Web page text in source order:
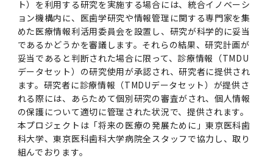
動物実験等に関する情報
企業等からの資金提供状況の公表
女性活躍推進法による一般事業主行動計画
次世代育成支援対策推進法による一般事業主行
動計画
次世代認定マーク「くるみん」を取得しました
（基準適合一般事業主認定）
（旧TMDU卓越大学院生制度）対象学生（秋入
学対象）の募集について
Call for Applications to TMDU-SPRING
Program (formerly the TMDU WISE
Program) for the 2024 Academic Year
令和6年度（2024年度）東京医科歯科大学
「TMDU-SPRING」対象学生の募集について
（※春入学対象）について
歯学部在学生
大学院在学生
附属学校在学生
学生相談支援室
障害を理由とする差別の解消の推進に関する対
応要領
バリアフリーマップ
困りごと対策貸出グッズ
令和６年度（２０２４年度）東京医科歯科大学
「研究者早期育成コース」採用決定通知書授与
式を行いました。
令和５年度（２０２３年度）東京医科歯科大学
「研究者早期育成コース及び研究者養成コー
ス」採用決定通知書授与式を行いました。
令和４年度（２０２２年度）東京医科歯科大学
就職支援ガイド
外国人留学生の就職情報について
就職活動体験談について
OB・OG情報について
内定取り消しについて
2023年（49.5MB）
2022年（38.1 MB）
2021年（PDF：71.9 MB）
2020年 （PDF：67.8MB）
2019年 （PDF：71.7MB）
セミナー・特別講義トップ
2026年度
2025年度
2023年度
2024年度
設置計画履行状況報告書
2023年（PDF：4.5MB）
2022年（PDF：53.8 MB）
2021年（PDF：4.5 MB）
2020年 （PDF：4.6MB）
大学統合時の教育・学生生活について（受験生
向け）
Regarding education and student life after
the integration（For prospective
students）
大学統合時の教育・学生生活について（在学生
向け）
Regarding education and student life after
統合イノベーション機構
統合イノベーション機構トップ
医療ビッグデータによるトータル・ヘルスケア
イノベーション創出の基盤構築プロジェクト
オープンイノベーションセンター
若手研究者支援センター（統合研究機構）
研究基盤クラスター（統合研究機構）
研究基盤クラスター（統合研究機構）トップ
リサーチコアセンター
先端医歯工学創成クラスター（統合研究機構）
先端医歯工学創成クラスター（統合研究機構）
統合研究機構から他部局へ異動したセンター
統合国際機構
統合情報機構（図書館部門・ITセキュリティ部
門）
統合情報機構（図書館部門・ITセキュリティ部
門）トップ
ITヘルプデスク（学内専用サイト）
学生支援・保健管理機構
学生支援・保健管理機構トップ
環境安全管理室
研究大学強化促進事業に関する情報・評価
ト）を利用する研究を実施する場合には、統合イノベーシ
ョン機構内に、医歯学研究や情報管理に関する専門家を集
めた医療情報利活用委員会を設置し、研究が科学的に妥当
であるかどうかを審議します。それらの結果、研究計画が
妥当であると判断された場合に限って、診療情報（TMDU
データセット）の研究使用が承認され、研究者に提供され
ます。研究者に診療情報（TMDUデータセット）が提供さ
れる際には、あらためて個別研究の審査がされ、個人情報
の保護について適切に管理された状況で、提供されます。
本プロジェクトは「将来の医療の発展ために」東京医科歯
科大学、東京医科歯科大学病院全スタッフで協力し、取り
組んでおります。